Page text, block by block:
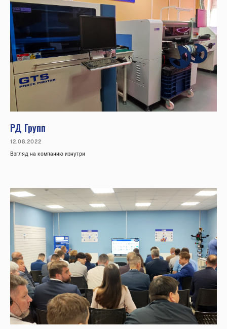
РД Групп
12.08.2022
Взгляд на компанию изнутри